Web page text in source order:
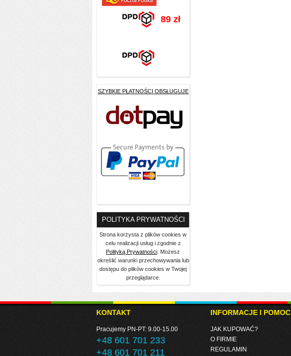
89 zł
SZYBKIE PŁATNOŚCI OBSŁUGUJE
POLITYKA PRYWATNOŚCI
Strona korzysta z plików cookies w
celu realizacji usług i zgodnie z
Polityką Prywatności . Możesz
określić warunki przechowywania lub
dostępu do plików cookies w Twojej
przeglądarce.
KONTAKT
Pracujemy PN-PT: 9.00-15.00
+48 601 701 233
+48 601 701 211
INFORMACJE I POMOC
JAK KUPOWAĆ?
O FIRMIE
REGULAMIN